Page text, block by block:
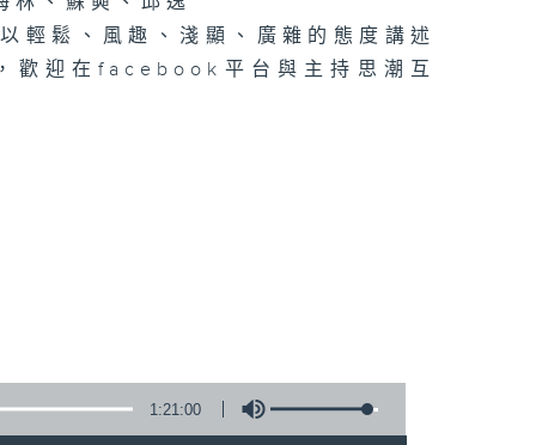
輕鬆、風趣、淺顯、廣雜的態度講述
歡迎在facebook平台與主持思潮互
1:21:00